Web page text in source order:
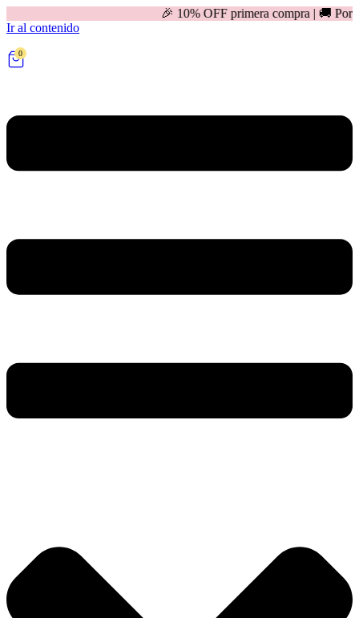
🎉 10% OFF primera compra | 🚚 Por compras
Ir al contenido
0